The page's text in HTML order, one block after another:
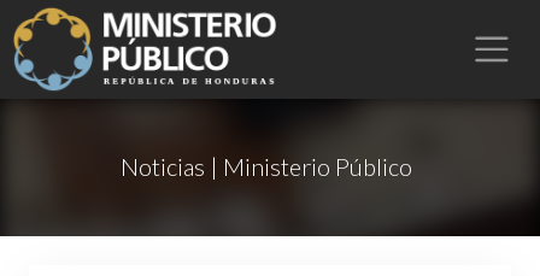
Noticias | Ministerio Público